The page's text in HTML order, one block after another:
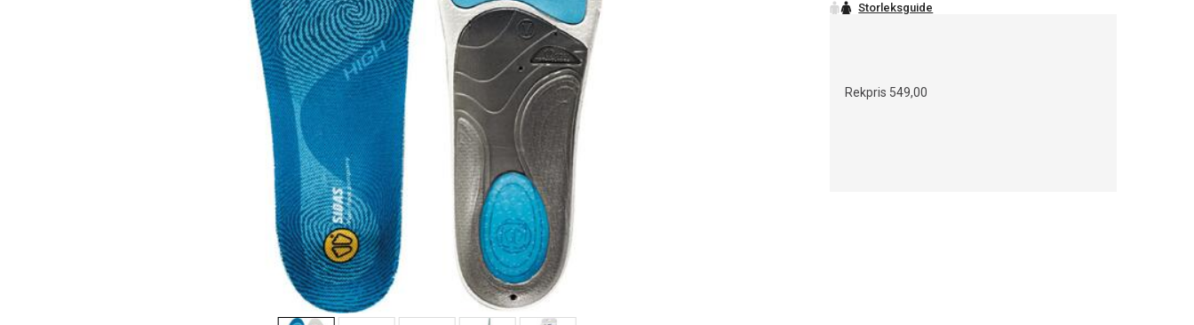
Rekpris 549,00